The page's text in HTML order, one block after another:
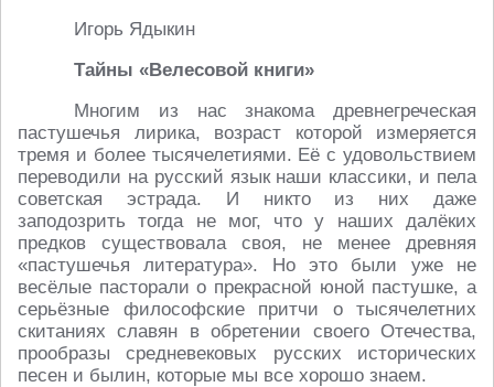
Игорь Ядыкин
Тайны «Велесовой книги»
Многим из нас знакома древнегреческая
пастушечья лирика, возраст которой измеряется
тремя и более тысячелетиями. Её с удовольствием
переводили на русский язык наши классики, и пела
советская эстрада. И никто из них даже
заподозрить тогда не мог, что у наших далёких
предков существовала своя, не менее древняя
«пастушечья литература». Но это были уже не
весёлые пасторали о прекрасной юной пастушке, а
серьёзные философские притчи о тысячелетних
скитаниях славян в обретении своего Отечества,
прообразы средневековых русских исторических
песен и былин, которые мы все хорошо знаем.